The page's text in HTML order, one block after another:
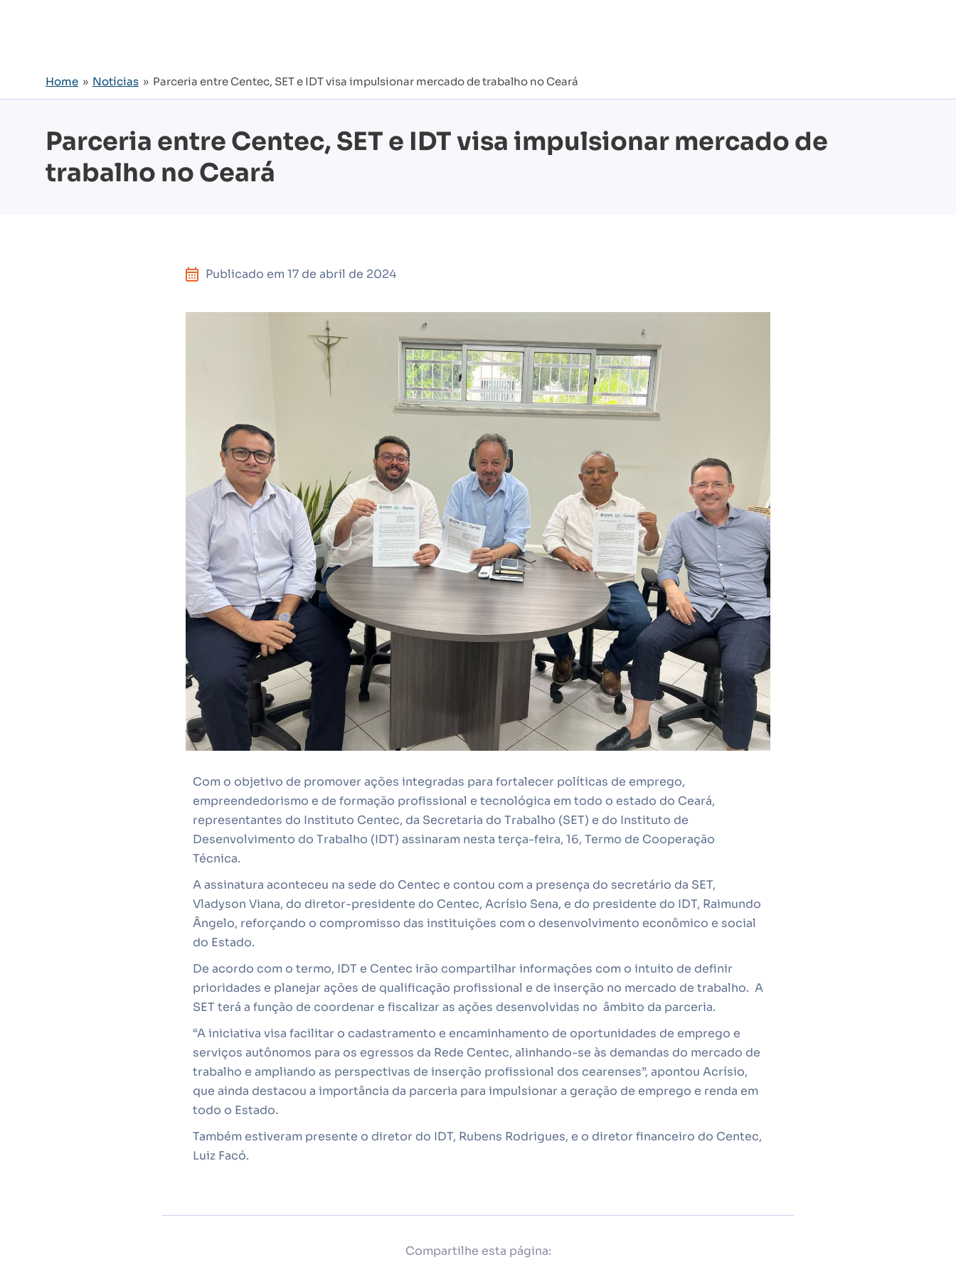
Home » Notícias » Parceria entre Centec, SET e IDT visa impulsionar mercado de trabalho no Ceará
Parceria entre Centec, SET e IDT visa impulsionar mercado de
trabalho no Ceará
Publicado em 17 de abril de 2024
Com o objetivo de promover ações integradas para fortalecer políticas de emprego,
empreendedorismo e de formação profissional e tecnológica em todo o estado do Ceará,
representantes do Instituto Centec, da Secretaria do Trabalho (SET) e do Instituto de
Desenvolvimento do Trabalho (IDT) assinaram nesta terça-feira, 16, Termo de Cooperação
Técnica.
A assinatura aconteceu na sede do Centec e contou com a presença do secretário da SET,
Vladyson Viana, do diretor-presidente do Centec, Acrísio Sena, e do presidente do IDT, Raimundo
Ângelo, reforçando o compromisso das instituições com o desenvolvimento econômico e social
do Estado.
De acordo com o termo, IDT e Centec irão compartilhar informações com o intuito de definir
prioridades e planejar ações de qualificação profissional e de inserção no mercado de trabalho. A
SET terá a função de coordenar e fiscalizar as ações desenvolvidas no âmbito da parceria.
“A iniciativa visa facilitar o cadastramento e encaminhamento de oportunidades de emprego e
serviços autônomos para os egressos da Rede Centec, alinhando-se às demandas do mercado de
trabalho e ampliando as perspectivas de inserção profissional dos cearenses”, apontou Acrísio,
que ainda destacou a importância da parceria para impulsionar a geração de emprego e renda em
todo o Estado.
Também estiveram presente o diretor do IDT, Rubens Rodrigues, e o diretor financeiro do Centec,
Luiz Facó.
Compartilhe esta página: